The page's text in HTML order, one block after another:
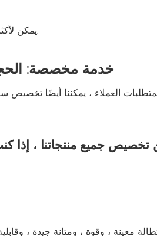
يمكن لأكثر من 15 مصممًا ومهندسين ، مع تقديم المشورة المهنية ، ضمان الامتثال لمتطلبات العملاء.
خدمة مخصصة:
تخصيص جميع منتجاتنا ،